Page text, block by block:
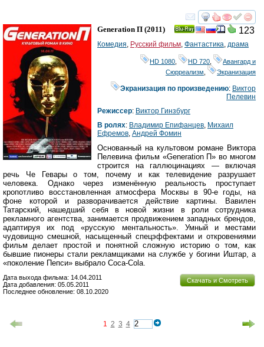
смотреть
123
Generation П (2011)
Комедия Русский фильм Фантастика драма
HD 1080 HD 720
Авангард и
Сюрреализм
Экранизация
Экранизация по произведению: Виктор
Пелевин
Режиссер: Виктор Гинзбург
В ролях: Владимир Епифанцев Михаил
Ефремов Андрей Фомин
Основанный на культовом романе Виктора
Пелевина фильм «Generation П» во многом
строится на галлюцинациях — включая
речь Че Гевары о том, почему и как телевидение разрушает
человека. Однако через изменённую реальность проступает
кропотливо восстановленная атмосфера Москвы в 90-е годы, на
фоне которой и разворачивается действие картины. Вавилен
Татарский, нашедший себя в новой жизни в роли сотрудника
рекламного агентства, занимается продвижением западных брендов,
адаптируя их под «русскую ментальность». Умный и местами
чудовищно смешной, насыщенный спецэффектами и откровениями
фильм делает простой и понятной сложную историю о том, как
бывшие пионеры стали рекламщиками на службе у богини Иштар, а
«поколение Пепси» выбрало Coca-Cola.
Скачать и Смотреть
Дата выхода фильма: 14.04.2011
Дата добавления: 05.05.2011
Последнее обновление: 08.10.2020
1 2 3 4